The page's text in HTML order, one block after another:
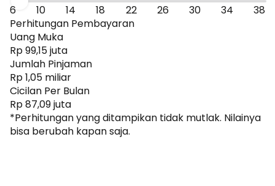
6
10 14 18 22 26 30 34
38
Perhitungan Pembayaran
Uang Muka
Rp 99,15 juta
Jumlah Pinjaman
Rp 1,05 miliar
Cicilan Per Bulan
Rp 87,09 juta
*Perhitungan yang ditampikan tidak mutlak. Nilainya
bisa berubah kapan saja.